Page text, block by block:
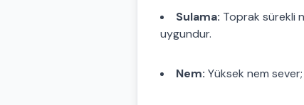
Sulama: Toprak sürekli
uygundur.
Nem: Yüksek nem